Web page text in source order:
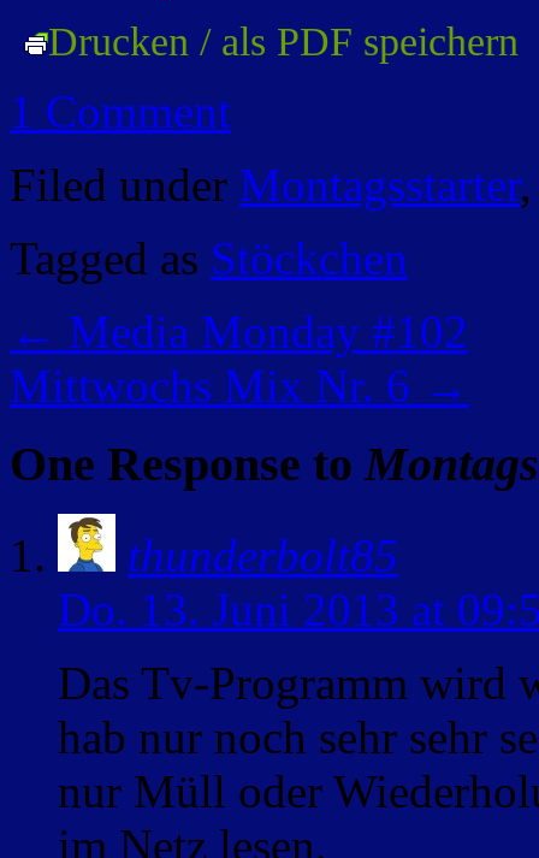
Drucken / als PDF speichern
1 Comment
Filed under Montagsstarter
Tagged as Stöckchen
← Media Monday #102
Mittwochs Mix Nr. 6 →
One Response to
thunderbolt85
Do. 13. Juni 2013 at
Das Tv-Programm wird
hab nur noch sehr sehr
nur Müll oder
im Netz lesen.